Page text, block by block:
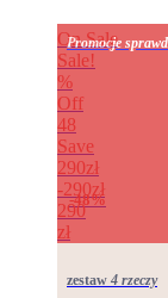
On Sale
Sale!
%
Off
48
Save
290zł
290zł
48%
290
zł
Promocje
zestaw 4 rzeczy